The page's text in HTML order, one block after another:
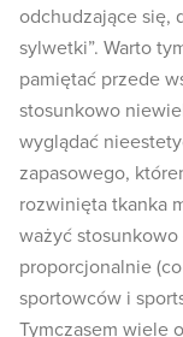
odchudzające się,
sylwetki”. Warto
pamiętać przede
stosunkowo
wyglądać
zapasowego,
rozwinięta tkanka
ważyć
proporcjonalnie
sportowców i
Tymczasem wiele